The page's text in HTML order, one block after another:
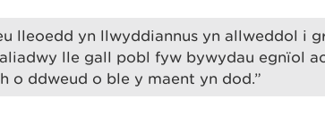
lleoedd yn llwyddiannus yn allweddol i
lle gall pobl fyw bywydau egnïol
o ddweud o ble y maent yn dod.”